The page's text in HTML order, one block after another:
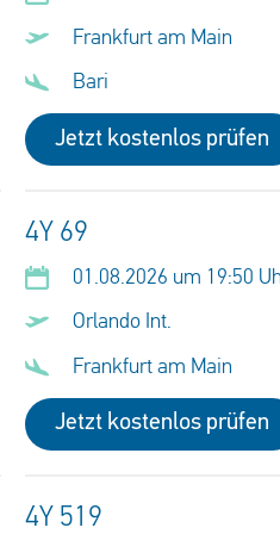
Frankfurt am Main
Bari
Jetzt kostenlos prüfen
4Y 69
01.08.2026 um 19:50
Orlando Int.
Frankfurt am Main
Jetzt kostenlos prüfen
4Y 519